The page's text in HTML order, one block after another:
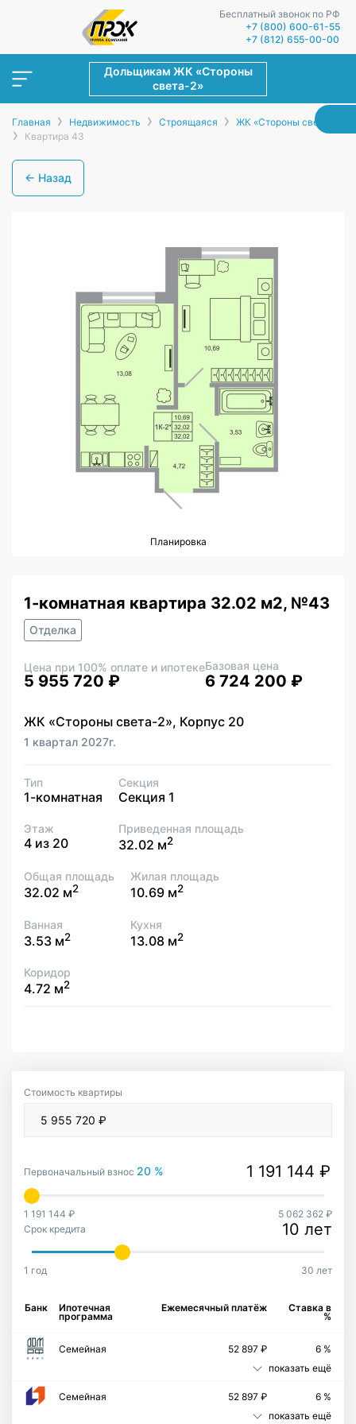
Бесплатный звонок по РФ
+7 (800) 600-61-55
+7 (812) 655-00-00
Дольщикам ЖК «Стороны
света-2»
Главная › Недвижимость › Строящаяся › ЖК «Стороны света-2»
› Квартира 43
← Назад
Планировка
1-комнатная квартира 32.02 м2, №43
Отделка
Цена при 100% оплате и ипотеке
5 955 720 ₽
Базовая цена
6 724 200 ₽
ЖК «Стороны света-2», Корпус 20
1 квартал 2027г.
Тип
1-комнатная
Секция
Секция 1
Этаж
4 из 20
Приведенная площадь
32.02 м2
Общая площадь
32.02 м2
Жилая площадь
10.69 м2
Ванная
3.53 м2
Кухня
13.08 м2
Коридор
4.72 м2
Стоимость квартиры
Первоначальный взнос 20 %
1 191 144 ₽
5 062 362 ₽
Срок кредита
10 лет
1 год 30 лет
Банк Ипотечная
программа
Ежемесячный платёж Ставка в
%
Семейная 52 897 ₽
6 %
показать ещё
Семейная 52 897 ₽
6 %
показать ещё